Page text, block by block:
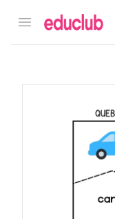
Open menu
Educlub